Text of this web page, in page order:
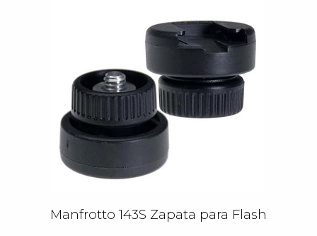
Manfrotto 143S Zapata para Flash